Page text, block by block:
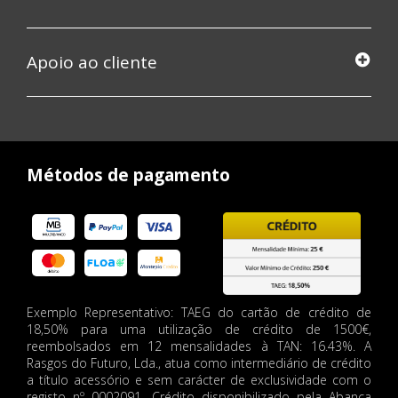
Apoio ao cliente
Métodos de pagamento
Exemplo Representativo: TAEG do cartão de crédito de
18,50% para uma utilização de crédito de 1500€,
reembolsados em 12 mensalidades à TAN: 16.43%. A
Rasgos do Futuro, Lda., atua como intermediário de crédito
a título acessório e sem carácter de exclusividade com o